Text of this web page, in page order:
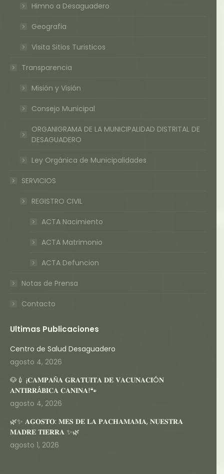
Himno a Desaguadero
Geografia
Visita Sitios Turisticos
Transparencia
Misión y Visión
Consejo Municipal
ORGANIGRAMA DE LA MUNICIPALIDAD DISTRITAL DE
DESAGUADERO
Ley Orgánica de Municipalidades
SERVICIOS
REGISTRO CIVIL
ACTA Nacimiento
ACTA Matrimonio
ACTA Defuncion
Notas de Prensa
Contacto
Ultimas Publicaciones
Centro de Salud Desaguadero
agosto 4, 2026
🐶💉 ¡𝐂𝐀𝐌𝐏𝐀Ñ𝐀 𝐆𝐑𝐀𝐓𝐔𝐈𝐓𝐀 𝐃𝐄 𝐕𝐀𝐂𝐔𝐍𝐀𝐂𝐈Ó𝐍
𝐀𝐍𝐓𝐈𝐑𝐑Á𝐁𝐈𝐂𝐀 𝐂𝐀𝐍𝐈𝐍𝐀!🐾
agosto 4, 2026
🌿✨ 𝐀𝐆𝐎𝐒𝐓𝐎: 𝐌𝐄𝐒 𝐃𝐄 𝐋𝐀 𝐏𝐀𝐂𝐇𝐀𝐌𝐀𝐌𝐀, 𝐍𝐔𝐄𝐒𝐓𝐑𝐀
𝐌𝐀𝐃𝐑𝐄 𝐓𝐈𝐄𝐑𝐑𝐀 ✨🌿
agosto 1, 2026